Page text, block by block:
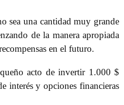
sea una cantidad muy grande
de la manera apropiada
en el futuro.
acto de invertir 1.000 $
interés y opciones financieras